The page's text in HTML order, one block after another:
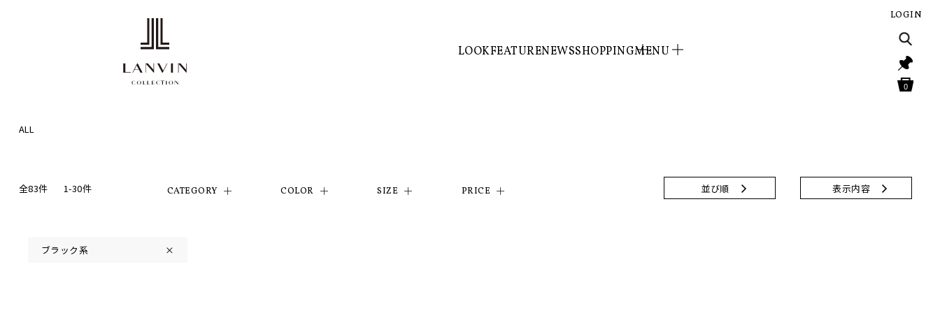
LOOKFEATURENEWSSHOPPINGMENU
LOGIN
0
ALL
全83件 1-30件 CATEGORY COLOR SIZE PRICE 並び順 表示内容
ブラック系 ×